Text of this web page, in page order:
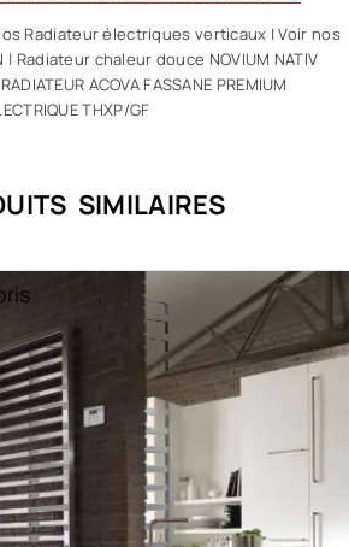
Radiateur électriques verticaux |Voir nos
| Radiateur chaleur douce NOVIUM NATIV
RADIATEUR ACOVA FASSANE PREMIUM
THXP/GF
SIMILAIRES